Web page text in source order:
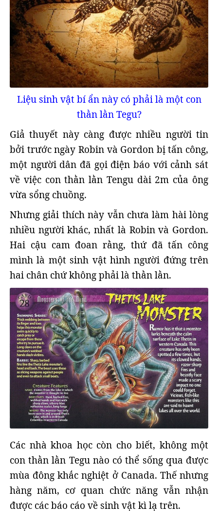
Liệu sinh vật bí ẩn này có phải là một con
thằn lằn Tegu?
Giả thuyết này càng được nhiều người tin
bởi trước ngày Robin và Gordon bị tấn công,
một người dân đã gọi điện báo với cảnh sát
về việc con thằn lằn Tengu dài 2m của ông
vừa sổng chuồng.
Nhưng giải thích này vẫn chưa làm hài lòng
nhiều người khác, nhất là Robin và Gordon.
Hai cậu cam đoan rằng, thứ đã tấn công
mình là một sinh vật hình người đứng trên
hai chân chứ không phải là thằn lằn.
Các nhà khoa học còn cho biết, không một
con thằn lằn Tegu nào có thể sống qua được
mùa đông khắc nghiệt ở Canada. Thế nhưng
hàng năm, cơ quan chức năng vẫn nhận
được các báo cáo về sinh vật kì lạ trên.